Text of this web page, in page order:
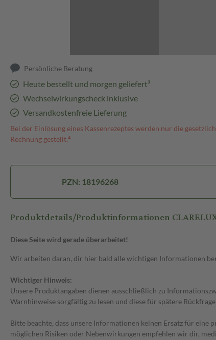
Persönliche Beratung
Heute bestellt und morgen geliefert³
Wechselwirkungscheck inklusive
Versandkostenfreie Lieferung
Bei der Einlösung eines Kassenrezeptes werden nur die
Rechnung gestellt.⁴
PZN: 18196268
Produktdetails/Produktinformationen
Diese Seite wird gerade überarbeitet!
Wir arbeiten daran, dir hier bald alle wichtigen Informationen
Wichtiger Hinweis:
Unsere Produktangaben dienen ausschließlich zu
Warnhinweise sorgfältig zu lesen und diese für spätere
Bitte beachte, dass unsere Informationen keinen Ersatz für
möglichen Risiken oder Nebenwirkungen empfehlen wir dir,